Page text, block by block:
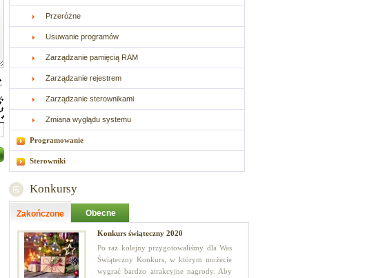
Przeróżne
Usuwanie programów
Zarządzanie pamięcią RAM
Zarządzanie rejestrem
Zarządzanie sterownikami
Zmiana wyglądu systemu
Programowanie
Sterowniki
Konkursy
Zakończone Obecne
Konkurs świąteczny 2020
Po raz kolejny przygotowaliśmy dla Was
Świąteczny Konkurs, w którym możecie
wygrać bardzo atrakcyjne nagrody. Aby